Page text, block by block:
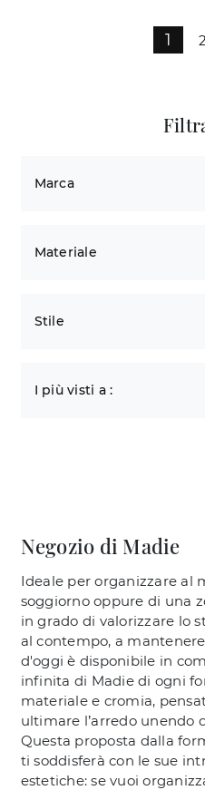
1 2
Marca
Materiale
Stile
I più visti a :
Negozio di Madie
Ideale per organizzare al
soggiorno oppure di una
in grado di valorizzare lo
al contempo, a
d'oggi è disponibile in
infinita di Madie di ogni
materiale e cromia,
ultimare l’arredo unendo
Questa proposta dalla
ti soddisferà con le sue
estetiche: se vuoi